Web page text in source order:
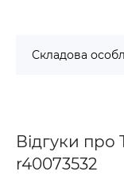
Складова
Відгуки
r40073532